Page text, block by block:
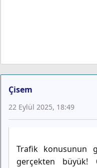
Çisem
22 Eylül 2025, 18:49
Trafik konusunun
gerçekten büyük!